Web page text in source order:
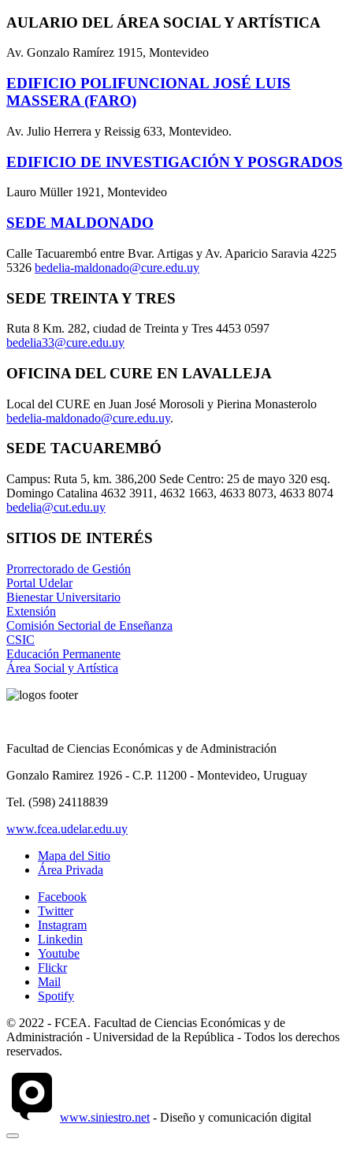
AULARIO DEL ÁREA SOCIAL Y ARTÍSTICA
Av. Gonzalo Ramírez 1915, Montevideo
EDIFICIO POLIFUNCIONAL JOSÉ LUIS
MASSERA (FARO)
Av. Julio Herrera y Reissig 633, Montevideo.
EDIFICIO DE INVESTIGACIÓN Y POSGRADOS
Lauro Müller 1921, Montevideo
SEDE MALDONADO
Calle Tacuarembó entre Bvar. Artigas y Av. Aparicio Saravia 4225
5326 bedelia-maldonado@cure.edu.uy
SEDE TREINTA Y TRES
Ruta 8 Km. 282, ciudad de Treinta y Tres 4453 0597
bedelia33@cure.edu.uy
OFICINA DEL CURE EN LAVALLEJA
Local del CURE en Juan José Morosoli y Pierina Monasterolo
bedelia-maldonado@cure.edu.uy.
SEDE TACUAREMBÓ
Campus: Ruta 5, km. 386,200 Sede Centro: 25 de mayo 320 esq.
Domingo Catalina 4632 3911, 4632 1663, 4633 8073, 4633 8074
bedelia@cut.edu.uy
SITIOS DE INTERÉS
Prorrectorado de Gestión
Portal Udelar
Bienestar Universitario
Extensión
Comisión Sectorial de Enseñanza
CSIC
Educación Permanente
Área Social y Artística
Facultad de Ciencias Económicas y de Administración
Gonzalo Ramirez 1926 - C.P. 11200 - Montevideo, Uruguay
Tel. (598) 24118839
www.fcea.udelar.edu.uy
Mapa del Sitio
Área Privada
Facebook
Twitter
Instagram
Linkedin
Youtube
Flickr
Mail
Spotify
© 2022 - FCEA. Facultad de Ciencias Económicas y de
Administración - Universidad de la República - Todos los derechos
reservados.
www.siniestro.net - Diseño y comunicación digital